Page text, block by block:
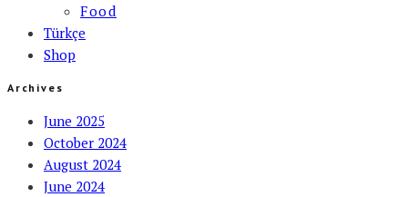
Food
Türkçe
Shop
Archives
June 2025
October 2024
August 2024
June 2024